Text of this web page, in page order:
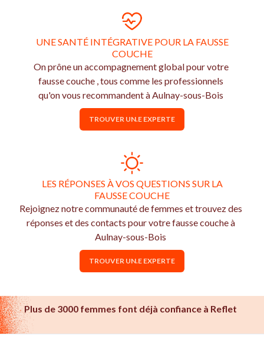
UNE SANTÉ INTÉGRATIVE POUR LA FAUSSE
COUCHE
On prône un accompagnement global pour votre
fausse couche , tous comme les professionnels
qu'on vous recommandent à Aulnay-sous-Bois
TROUVER UN.E EXPERTE
LES RÉPONSES À VOS QUESTIONS SUR LA
FAUSSE COUCHE
Rejoignez notre communauté de femmes et trouvez des
réponses et des contacts pour votre fausse couche à
Aulnay-sous-Bois
TROUVER UN.E EXPERTE
Plus de 3000 femmes font déjà confiance à Reflet